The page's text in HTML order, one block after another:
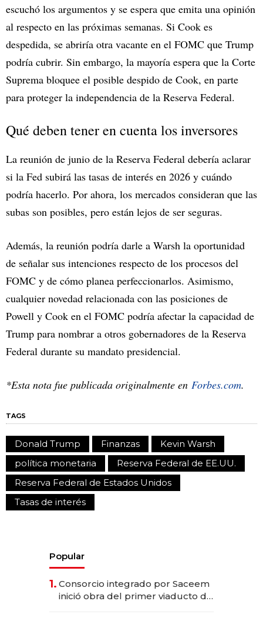
escuchó los argumentos y se espera que emita una opinión
al respecto en las próximas semanas. Si Cook es
despedida, se abriría otra vacante en el FOMC que Trump
podría cubrir. Sin embargo, la mayoría espera que la Corte
Suprema bloquee el posible despido de Cook, en parte
para proteger la independencia de la Reserva Federal.
Qué deben tener en cuenta los inversores
La reunión de junio de la Reserva Federal debería aclarar
si la Fed subirá las tasas de interés en 2026 y cuándo
podría hacerlo. Por ahora, los mercados consideran que las
subas son posibles, pero están lejos de ser seguras.
Además, la reunión podría darle a Warsh la oportunidad
de señalar sus intenciones respecto de los procesos del
FOMC y de cómo planea perfeccionarlos. Asimismo,
cualquier novedad relacionada con las posiciones de
Powell y Cook en el FOMC podría afectar la capacidad de
Trump para nombrar a otros gobernadores de la Reserva
Federal durante su mandato presidencial.
*Esta nota fue publicada originalmente en Forbes.com.
TAGS
Donald Trump Finanzas
Kevin Warsh
política monetaria
Reserva Federal de EE.UU.
Reserva Federal de Estados Unidos
Tasas de interés
Popular
1. Consorcio integrado por Saceem
inició obra del primer viaducto de